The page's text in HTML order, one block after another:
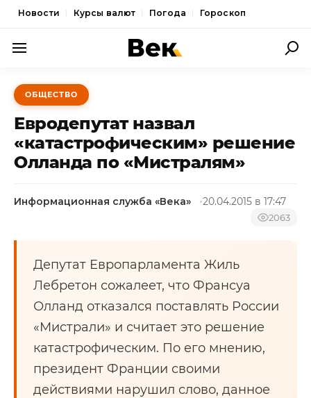
Новости Курсы валют Погода Гороскоп
ПОЛИТИКА
ЭКОНОМИКА
ОБЩЕСТВО
СПОРТ
ОБЩЕСТВО
Евродепутат назвал
«катастрофическим» решение
Олланда по «Мистралям»
Информационная служба «Века» 20.04.2015 в 17:47
2063
Депутат Европарламента Жиль
Лебретон сожалеет, что Франсуа
Олланд отказался поставлять России
«Мистрали» и считает это решение
катастрофическим. По его мнению,
президент Франции своими
действиями нарушил слово, данное